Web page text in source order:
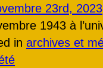
23rd, 2023
1943 à
in archives et